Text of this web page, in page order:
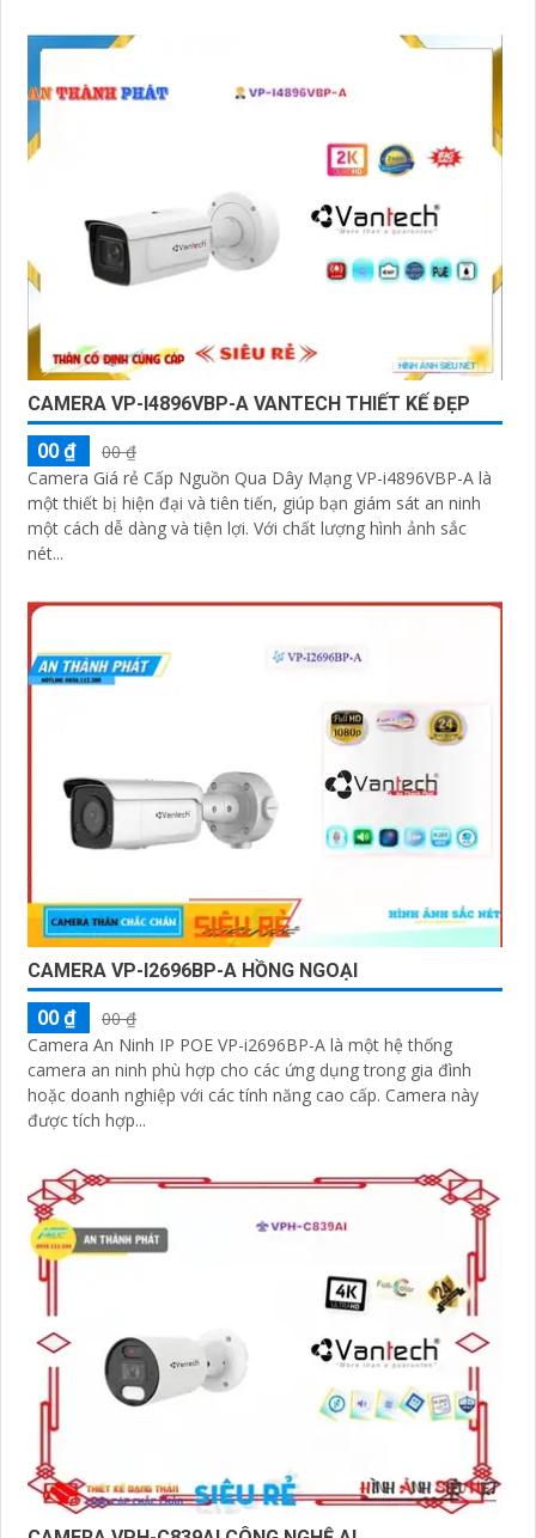
CAMERA VP-I4896VBP-A VANTECH THIẾT KẾ ĐẸP
00 ₫
00 ₫
Camera Giá rẻ Cấp Nguồn Qua Dây Mạng VP-i4896VBP-A là
một thiết bị hiện đại và tiên tiến, giúp bạn giám sát an ninh
một cách dễ dàng và tiện lợi. Với chất lượng hình ảnh sắc
nét...
CAMERA VP-I2696BP-A HỒNG NGOẠI
00 ₫
00 ₫
Camera An Ninh IP POE VP-i2696BP-A là một hệ thống
camera an ninh phù hợp cho các ứng dụng trong gia đình
hoặc doanh nghiệp với các tính năng cao cấp. Camera này
được tích hợp...